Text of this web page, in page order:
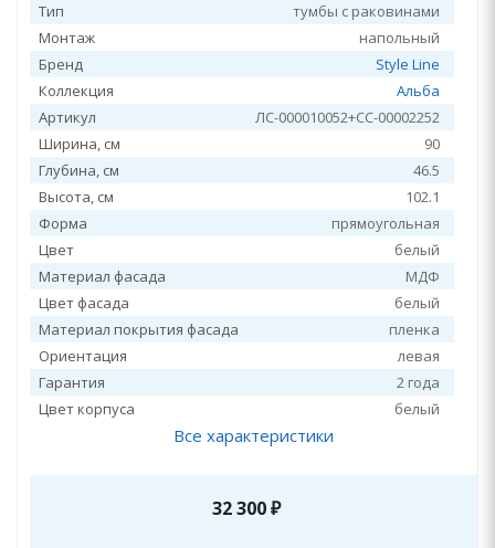
Тип
тумбы с раковинами
Монтаж
напольный
Бренд
Style Line
Коллекция
Альба
Артикул
ЛС-000010052+СС-00002252
Ширина, см
90
Глубина, см
46.5
Высота, см
102.1
Форма
прямоугольная
Цвет
белый
Материал фасада
МДФ
Цвет фасада
белый
Материал покрытия фасада
пленка
Ориентация
левая
Гарантия
2 года
Цвет корпуса
белый
Все характеристики
32 300₽